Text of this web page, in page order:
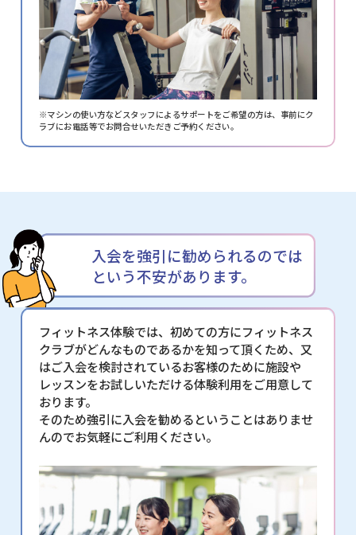
※マシンの使い方などスタッフによるサポートをご希望の方は、 事前にク
ラブにお電話等でお問合せいただきご予約ください。
入会を強引に勧められるのでは
という不安があります。
フィットネス体験では、初めての方にフィットネス
クラブがどんなものであるかを知って頂くため、又
はご入会を検討されているお客様のために施設や
レッスンをお試しいただける体験利用をご用意して
おります。
そのため強引に入会を勧めるということはありませ
んのでお気軽にご利用ください。